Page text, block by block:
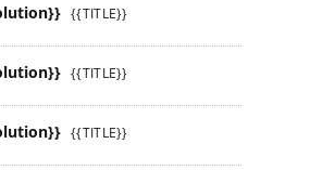
{{TITLE}}
{{TITLE}}
{{TITLE}}